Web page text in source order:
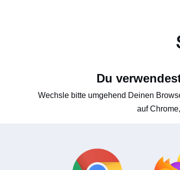
Du
Wechsle bitte umgehend Deinen
auf